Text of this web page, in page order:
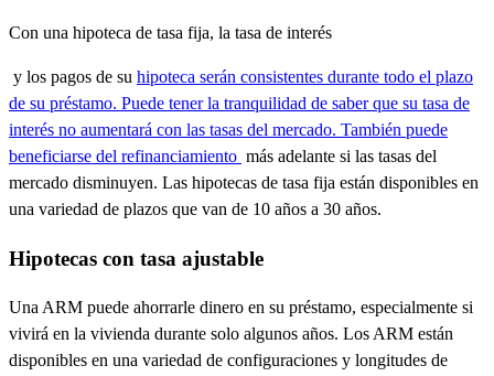
Con una hipoteca de tasa fija, la tasa de interés
y los pagos de su hipoteca serán consistentes durante todo el plazo
de su préstamo. Puede tener la tranquilidad de saber que su tasa de
interés no aumentará con las tasas del mercado. También puede
beneficiarse del refinanciamiento más adelante si las tasas del
mercado disminuyen. Las hipotecas de tasa fija están disponibles en
una variedad de plazos que van de 10 años a 30 años.
Hipotecas con tasa ajustable
Una ARM puede ahorrarle dinero en su préstamo, especialmente si
vivirá en la vivienda durante solo algunos años. Los ARM están
disponibles en una variedad de configuraciones y longitudes de